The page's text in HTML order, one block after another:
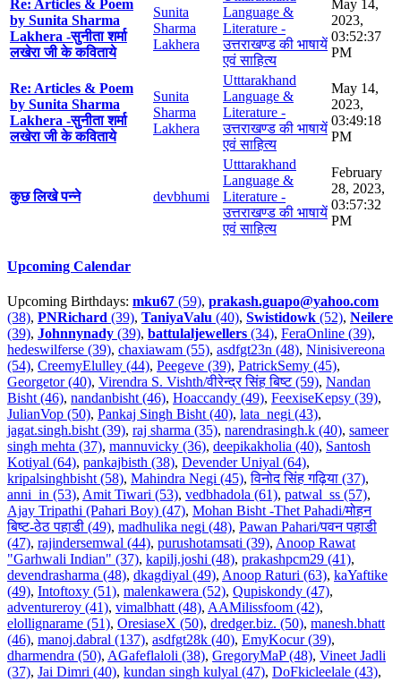
Re: Articles & Poem
by Sunita Sharma
Lakhera -सुनीता शर्मा
लखेरा जी के कविताये
Sunita
Sharma
Lakhera
Language &
Literature -
उत्तराखण्ड की भाषायें
एवं साहित्य
May 14,
2023,
03:52:37
PM
Re: Articles & Poem
by Sunita Sharma
Lakhera -सुनीता शर्मा
लखेरा जी के कविताये
Sunita
Sharma
Lakhera
Utttarakhand
Language &
Literature -
उत्तराखण्ड की भाषायें
एवं साहित्य
May 14,
2023,
03:49:18
PM
कुछ लिखे पन्ने devbhumi
Utttarakhand
Language &
Literature -
उत्तराखण्ड की भाषायें
एवं साहित्य
February
28, 2023,
03:57:32
PM
Upcoming Calendar
Upcoming Birthdays: mku67 (59), prakash.guapo@yahoo.com
(38), PNRichard (39), TaniyaValu (40), Swistidowk (52), Neilere
(39), Johnnynady (39), battulaljewellers (34), FeraOnline (39),
hedeswilferse (39), chaxiawam (55), asdfgt23n (48), Ninisivereona
(54), CreemyElulley (44), Peegeve (39), PatrickSemy (45),
Georgetor (40), Virendra S. Vishth/वीरेन्द्र सिंह बिष्ट (59), Nandan
Bisht (46), nandanbisht (46), Hoaccandy (49), FeexiseKepsy (39),
JulianVop (50), Pankaj Singh Bisht (40), lata_negi (43),
jagat.singh.bisht (39), raj sharma (35), narendrasingh.k (40), sameer
singh mehta (37), mannuvicky (36), deepikakholia (40), Santosh
Kotiyal (64), pankajbisth (38), Devender Uniyal (64),
kripalsinghbisht (58), Mahindra Negi (45),विनोद सिंह गढ़िया (37),
anni_in (53), Amit Tiwari (53), vedbhadola (61), patwal_ss (57),
Ajay Tripathi (Pahari Boy) (47), Mohan Bisht -Thet Pahadi/मोहन
बिष्ट-ठेठ पहाडी (49), madhulika negi (48), Pawan Pahari/पवन पहाडी
(47), rajindersemwal (44), purushotamsati (39), Anoop Rawat
"Garhwali Indian" (37), kapilj.joshi (48), prakashpcm29 (41),
devendrasharma (48), dkagdiyal (49), Anoop Raturi (63), kaYaftike
(49), Intoftoxy (51), malenkawera (52), Qupiskondy (47),
adventureroy (41), vimalbhatt (48), AAMilissfoom (42),
elollignarame (51), OresiaseX (50), dredger.biz. (50), manesh.bhatt
(46), manoj.dabral (137), asdfgt28k (40), EmyKocur (39),
dharmendra (50), AGafeflaloli (38), GregoryMaP (48), Vineet Jadli
(37), Jai Dimri (40), kundan singh kulyal (47), DoFkicleelale (43),